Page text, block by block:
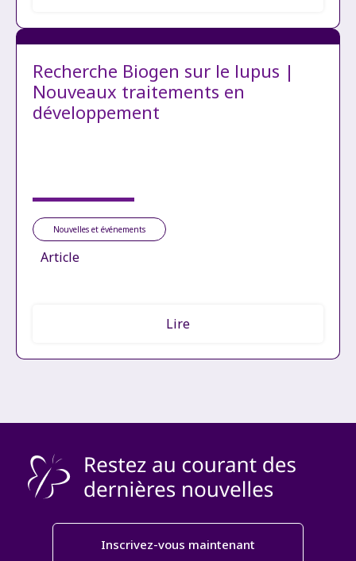
Recherche Biogen sur le lupus |
Nouveaux traitements en
développement
Nouvelles et événements
Article
Lire
Inscrivez-vous maintenant